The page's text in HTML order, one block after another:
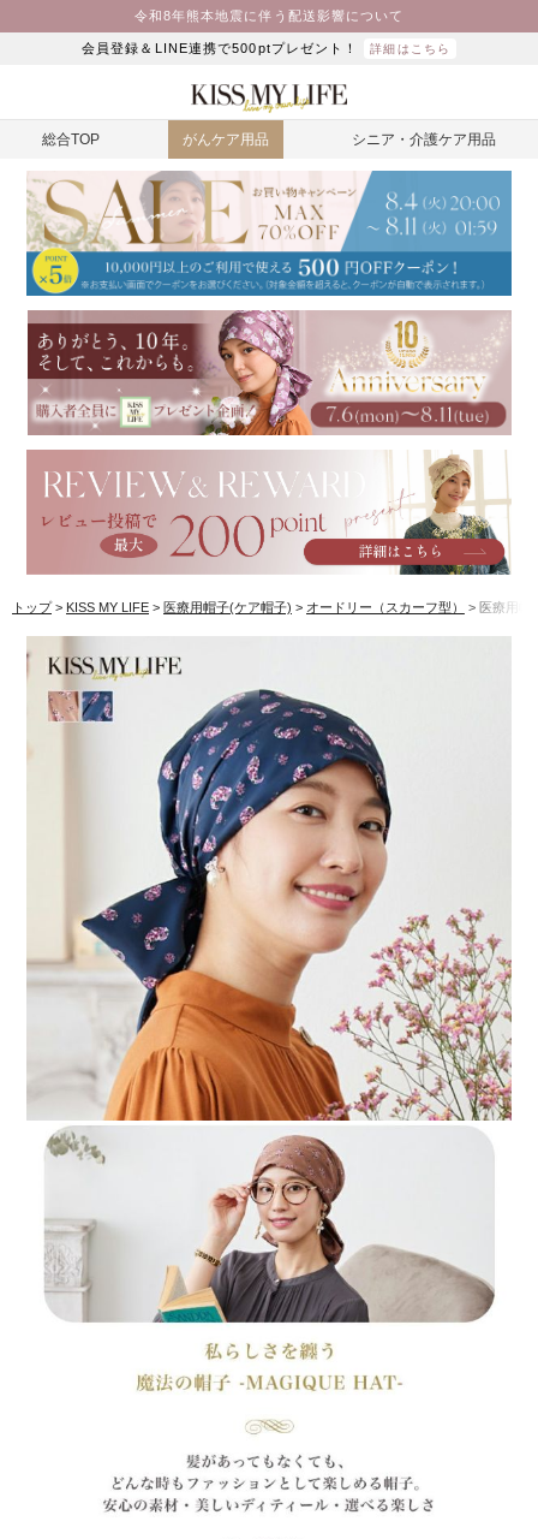
令和8年熊本地震に伴う配送影響について
会員登録＆LINE連携で500ptプレゼント！ 詳細はこちら
総合TOP がんケア用品 シニア・介護ケア用品
トップ KISS MY LIFE 医療用帽子(ケア帽子) オードリー（スカーフ型） 医療用帽